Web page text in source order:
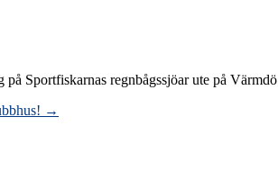
Sportfiskarnas regnbågssjöar ute på
→